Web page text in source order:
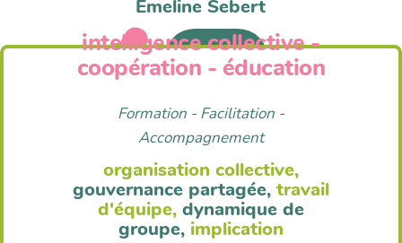
Anim'Agil
Emeline Sebert
intelligence collective -
coopération - éducation
Formation - Facilitation -
Accompagnement
organisation collective,
gouvernance partagée, travail
d'équipe, dynamique de
groupe, implication